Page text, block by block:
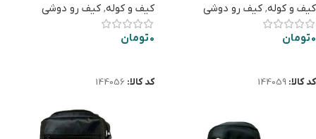
کیف و کوله, کیف رو دوشی
0تومان
کد کالا: 144059
کیف و کوله, کیف رو دوشی
0تومان
کد کالا: 144056